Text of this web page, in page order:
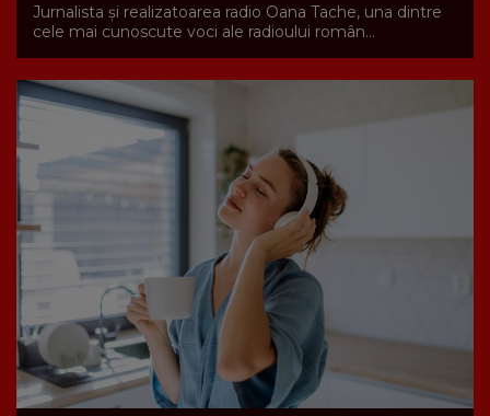
Jurnalista și realizatoarea radio Oana Tache, una dintre
cele mai cunoscute voci ale radioului român...